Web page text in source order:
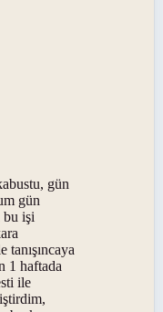
gün
gün
bu işi
1 haftada
ile